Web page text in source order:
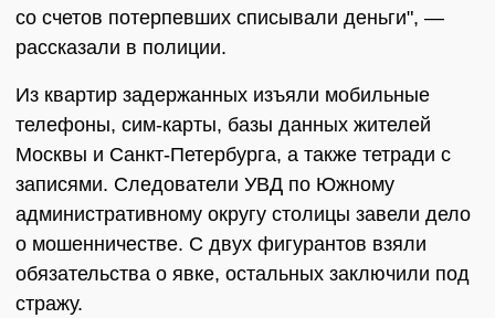
со счетов потерпевших списывали деньги", —
рассказали в полиции.
Из квартир задержанных изъяли мобильные
телефоны, сим-карты, базы данных жителей
Москвы и Санкт-Петербурга, а также тетради с
записями. Следователи УВД по Южному
административному округу столицы завели дело
о мошенничестве. С двух фигурантов взяли
обязательства о явке, остальных заключили под
стражу.